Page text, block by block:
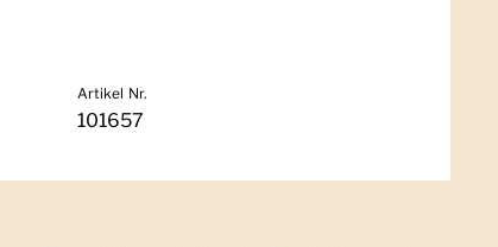
Artikel Nr.
101657